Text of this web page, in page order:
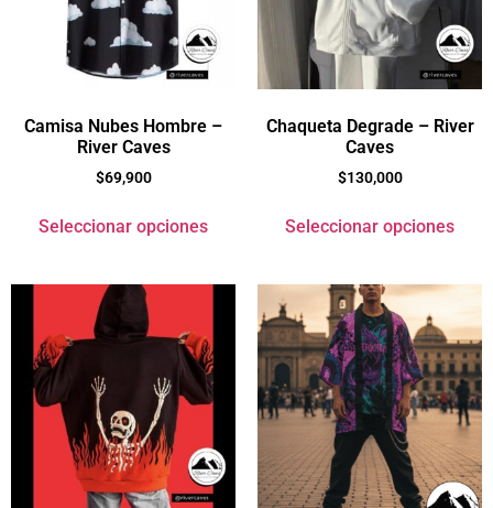
Camisa Nubes Hombre –
River Caves
$69,900
Seleccionar opciones
Chaqueta Degrade – River
Caves
$130,000
Seleccionar opciones